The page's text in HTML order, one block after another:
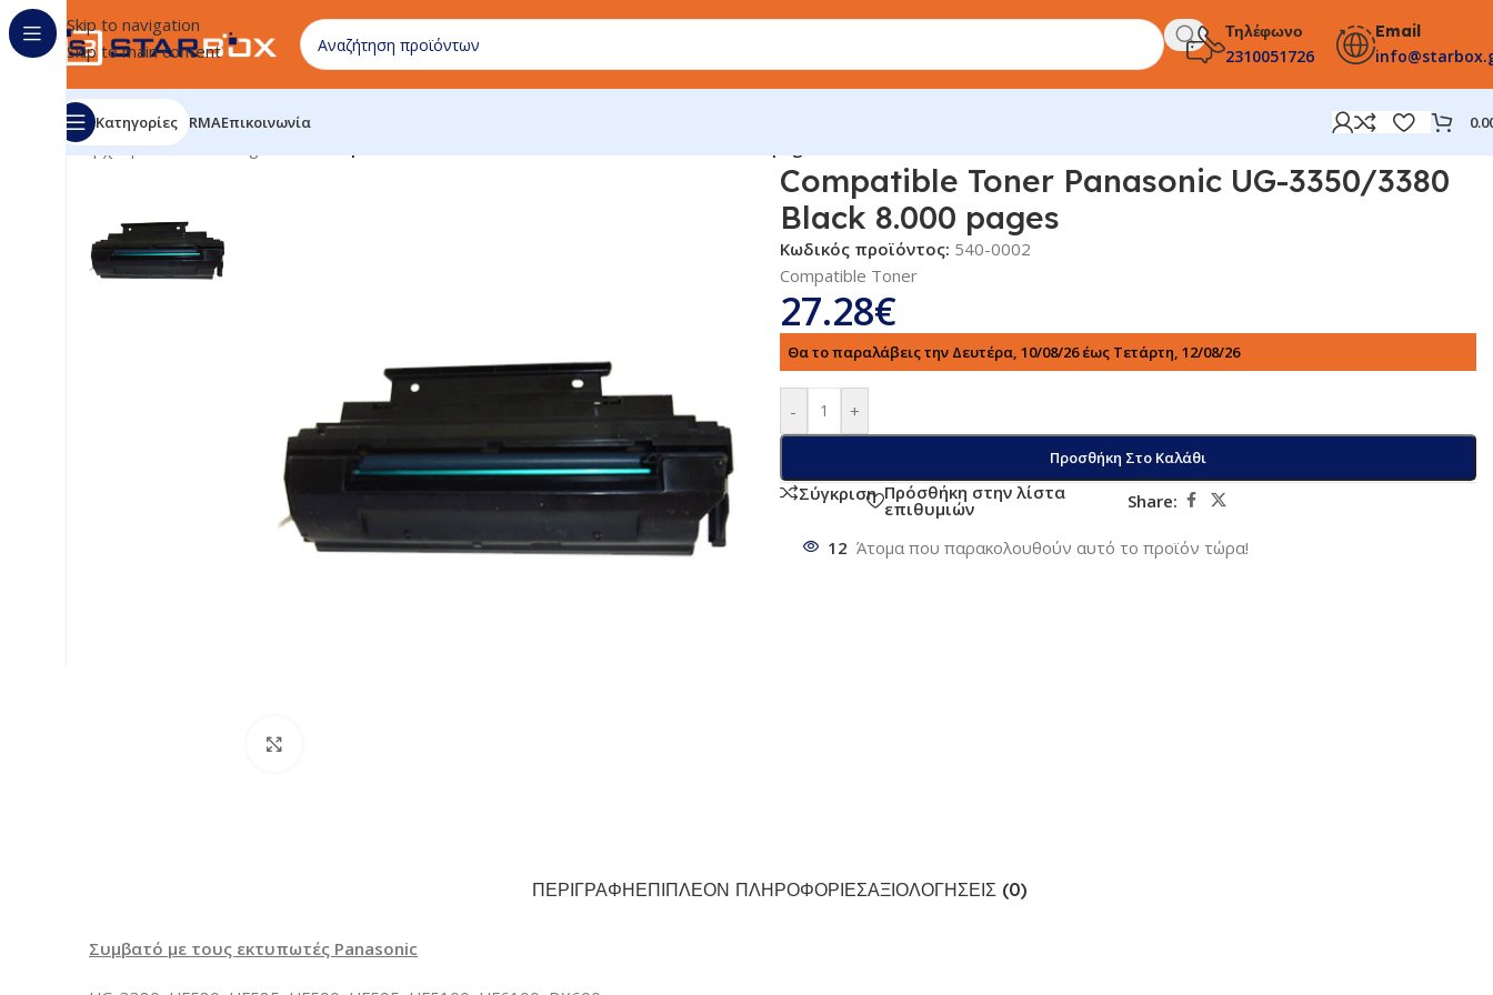
Skip to navigation
Skip to main content
Τηλέφωνο
2310051726
Email
Κατηγορίες RMAΕπικοινωνία
Αρχική σελίδα
Compatible Toner Panasonic UG-3350/3380
Black 8.000 pages
Κωδικός προϊόντος: 540-0002
Compatible Toner
27.28€
Θα το παραλάβεις την Δευτέρα, 10/08/26 έως Τετάρτη, 12/08/26
- +
Προσθήκη Στο Καλάθι
Σύγκριση Πρόσθήκη στην λίστα
επιθυμιών Share:
12 Άτομα που παρακολουθούν αυτό το προϊόν τώρα!
ΠΕΡΙΓΡΑΦΉΕΠΙΠΛΈΟΝ ΠΛΗΡΟΦΟΡΊΕΣΑΞΙΟΛΟΓΉΣΕΙΣ (0)
Συμβατό με τους εκτυπωτές Panasonic